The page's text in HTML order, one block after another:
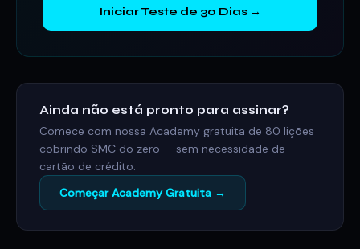
Iniciar Teste de 30 Dias →
Ainda não está pronto para assinar?
Comece com nossa Academy gratuita de 80 lições
cobrindo SMC do zero — sem necessidade de
cartão de crédito.
Começar Academy Gratuita →